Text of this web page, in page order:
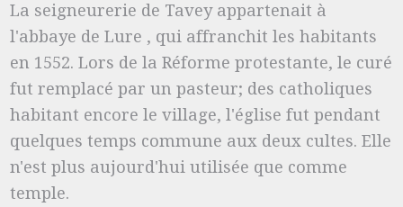
La seigneurerie de Tavey appartenait à
l'abbaye de Lure , qui affranchit les habitants
en 1552. Lors de la Réforme protestante, le curé
fut remplacé par un pasteur; des catholiques
habitant encore le village, l'église fut pendant
quelques temps commune aux deux cultes. Elle
n'est plus aujourd'hui utilisée que comme
temple.